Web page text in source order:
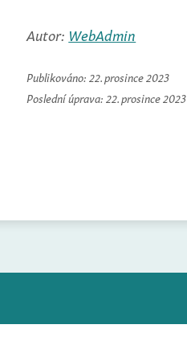
Autor: WebAdmin
Publikováno: 22. prosince 2023
Poslední úprava: 22. prosince 2023